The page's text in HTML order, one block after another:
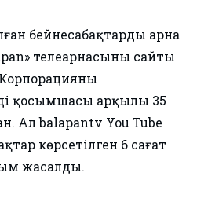
бейнесабақтарды арна
телеарнасының сайты
қосымшасы арқылы 35
Ал balapantv You Tube
көрсетілген 6 сағат
жасалды.